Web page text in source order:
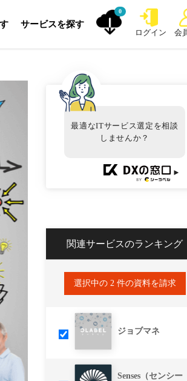
サービスを探す
0
ログイン 会
最適なITサービス選定を相談
しませんか？
►
関連サービスのランキング
選択中の 2 件の資料を請求
ジョブマネ
Senses（センシー